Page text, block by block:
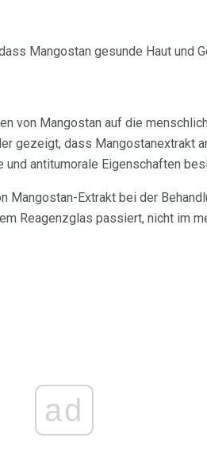
Mangostan gesunde Haut und
von Mangostan auf die
gezeigt, dass Mangostanextrakt
antitumorale Eigenschaften
Mangostan-Extrakt bei der
Reagenzglas passiert, nicht im
ad